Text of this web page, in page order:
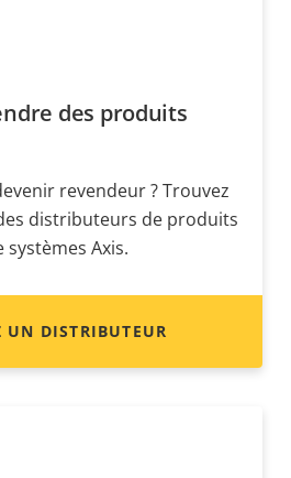
des produits
revendeur ? Trouvez
distributeurs de produits
systèmes Axis.
UN DISTRIBUTEUR